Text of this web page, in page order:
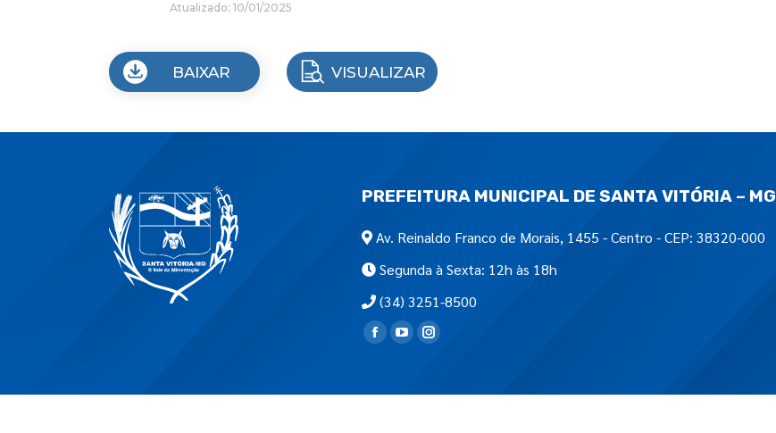
Atualizado: 10/01/2025
BAIXAR VISUALIZAR
PREFEITURA MUNICIPAL DE SANTA VITÓRIA – MG
Av. Reinaldo Franco de Morais, 1455 - Centro - CEP: 38320-000
Segunda à Sexta: 12h às 18h
(34) 3251-8500
Encontre-nos em: